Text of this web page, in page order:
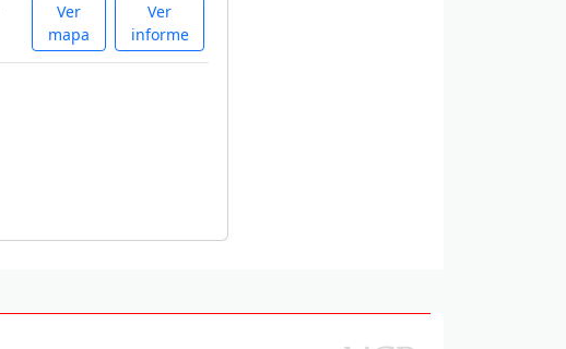
Ver
mapa
Ver
informe